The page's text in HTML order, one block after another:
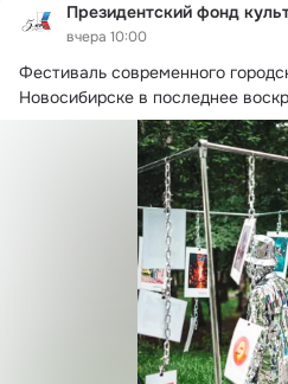
Президентский фонд
вчера 10:00
Фестиваль современного
Новосибирске в последнее